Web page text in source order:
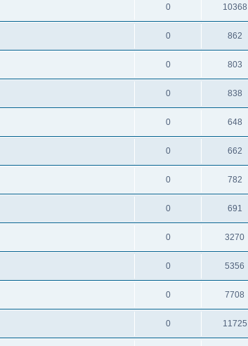
0 10368
0 862
0 803
0 838
0 648
0 662
0 782
0 691
0 3270
0 5356
0 7708
0 11725